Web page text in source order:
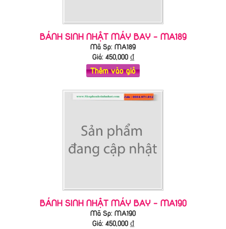
BÁNH SINH NHẬT MÁY BAY - MA189
Mã Sp: MA189
Giá: 450,000₫
Thêm vào giỏ
BÁNH SINH NHẬT MÁY BAY - MA190
Mã Sp: MA190
Giá: 450,000₫